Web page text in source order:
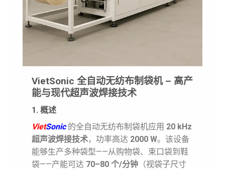
VietSonic 全自动无纺布制袋机 – 高产
能与现代超声波焊接技术
1. 概述
VietSonic的全自动无纺布制袋机应用 20 kHz
超声波焊接技术，功率高达 2000 W。该设备
能够生产多种袋型——从购物袋、束口袋到鞋
袋——产能可达 70–80 个/分钟（视袋子尺寸